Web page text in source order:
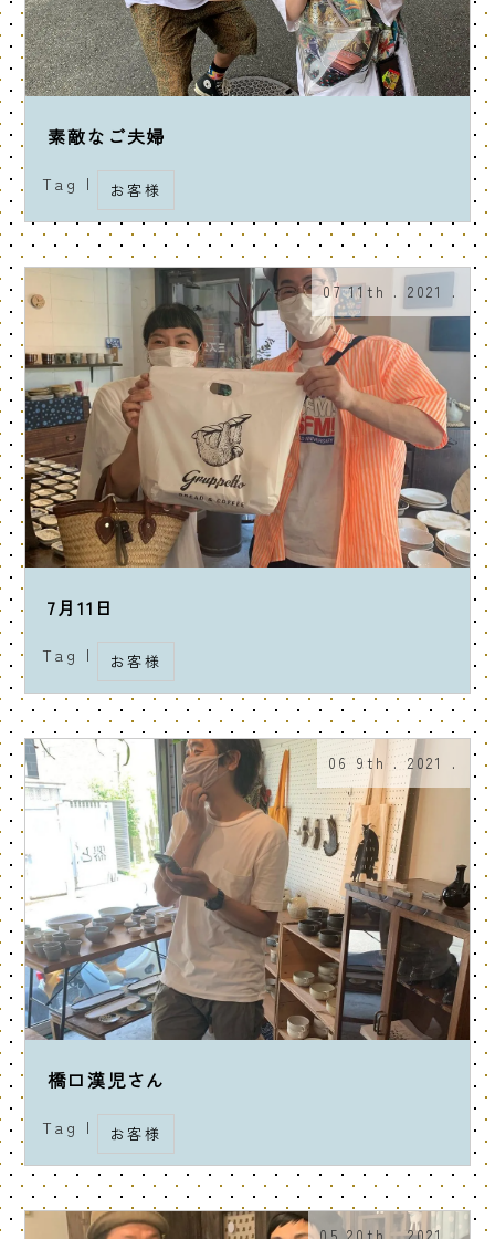
素敵なご夫婦
Tag | お客様
07 11th . 2021 .
7月11日
Tag | お客様
06 9th . 2021 .
橋口漢児さん
Tag | お客様